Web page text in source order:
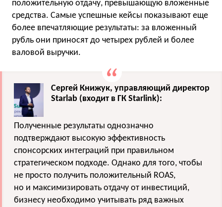
положительную отдачу, превышающую вложенные
средства. Самые успешные кейсы показывают еще
более впечатляющие результаты: за вложенный
рубль они приносят до четырех рублей и более
валовой выручки.
Сергей Книжук, управляющий директор
Starlab (входит в ГК Starlink):
Полученные результаты однозначно
подтверждают высокую эффективность
спонсорских интеграций при правильном
стратегическом подходе. Однако для того, чтобы
не просто получить положительный ROAS,
но и максимизировать отдачу от инвестиций,
бизнесу необходимо учитывать ряд важных